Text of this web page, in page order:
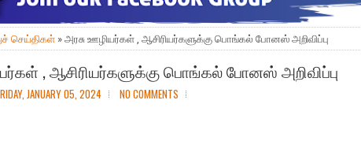
செய்திகள் » அரசு ஊழியர்கள் , ஆசிரியர்களுக்கு பொங்கல் போனஸ் அறிவிப்பு
, ஆசிரியர்களுக்கு பொங்கல் போனஸ் அறிவிப்பு
JANUARY 05, 2024 NO COMMENTS